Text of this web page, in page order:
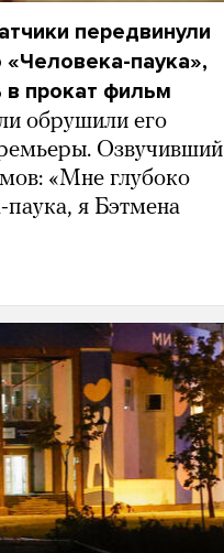
передвинули
паука»,
в прокат фильм
обрушили его
Озвучивший
«Мне глубоко
я Бэтмена